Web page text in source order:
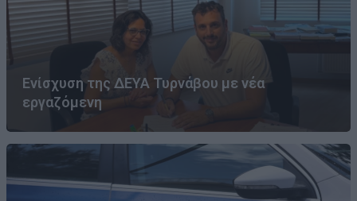
Ενίσχυση της ΔΕΥΑ Τυρνάβου με νέα
εργαζόμενη